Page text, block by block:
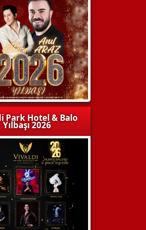
Park Hotel & Balo
Yılbaşı 2026